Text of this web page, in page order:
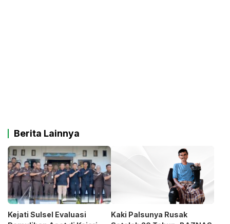
Berita Lainnya
Kejati Sulsel Evaluasi
Kaki Palsunya Rusak